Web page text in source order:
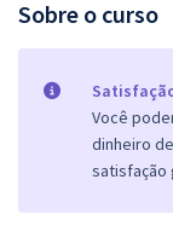
Sobre o curso
Você
dinheiro
satisfação